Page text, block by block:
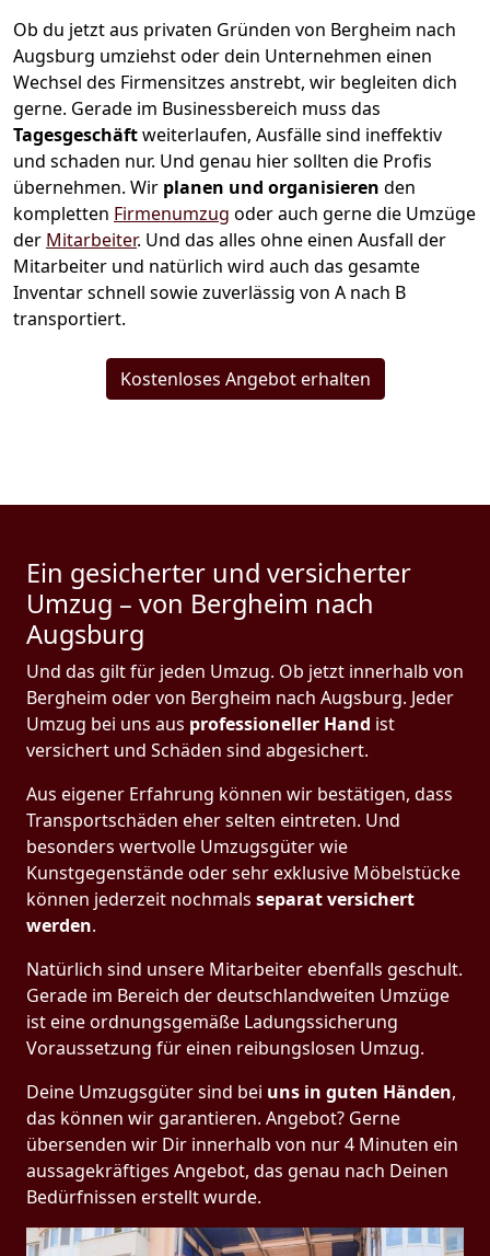
Ob du jetzt aus privaten Gründen von Bergheim nach
Augsburg umziehst oder dein Unternehmen einen
Wechsel des Firmensitzes anstrebt, wir begleiten dich
gerne. Gerade im Businessbereich muss das
Tagesgeschäftweiterlaufen, Ausfälle sind ineffektiv
und schaden nur. Und genau hier sollten die Profis
übernehmen. Wir planen und organisieren den
kompletten Firmenumzug oder auch gerne die Umzüge
der Mitarbeiter. Und das alles ohne einen Ausfall der
Mitarbeiter und natürlich wird auch das gesamte
Inventar schnell sowie zuverlässig von A nach B
transportiert.
Kostenloses Angebot erhalten
Ein gesicherter und versicherter
Umzug – von Bergheim nach
Augsburg
Und das gilt für jeden Umzug. Ob jetzt innerhalb von
Bergheim oder von Bergheim nach Augsburg. Jeder
Umzug bei uns aus professioneller Hand ist
versichert und Schäden sind abgesichert.
Aus eigener Erfahrung können wir bestätigen, dass
Transportschäden eher selten eintreten. Und
besonders wertvolle Umzugsgüter wie
Kunstgegenstände oder sehr exklusive Möbelstücke
können jederzeit nochmals separat versichert
werden.
Natürlich sind unsere Mitarbeiter ebenfalls geschult.
Gerade im Bereich der deutschlandweiten Umzüge
ist eine ordnungsgemäße Ladungssicherung
Voraussetzung für einen reibungslosen Umzug.
Deine Umzugsgüter sind bei uns in guten Händen,
das können wir garantieren. Angebot? Gerne
übersenden wir Dir innerhalb von nur 4 Minuten ein
aussagekräftiges Angebot, das genau nach Deinen
Bedürfnissen erstellt wurde.